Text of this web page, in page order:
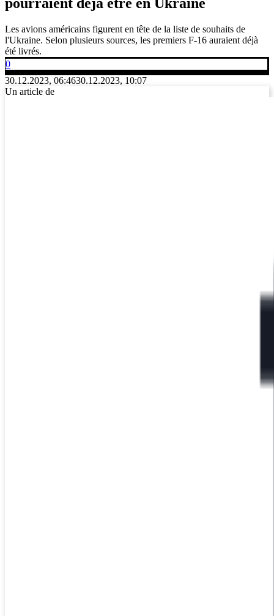
Les avions américains figurent en tête de la liste de souhaits de
l'Ukraine. Selon plusieurs sources, les premiers F-16 auraient déjà
été livrés.
0
30.12.2023, 06:4630.12.2023, 10:07
Un article de